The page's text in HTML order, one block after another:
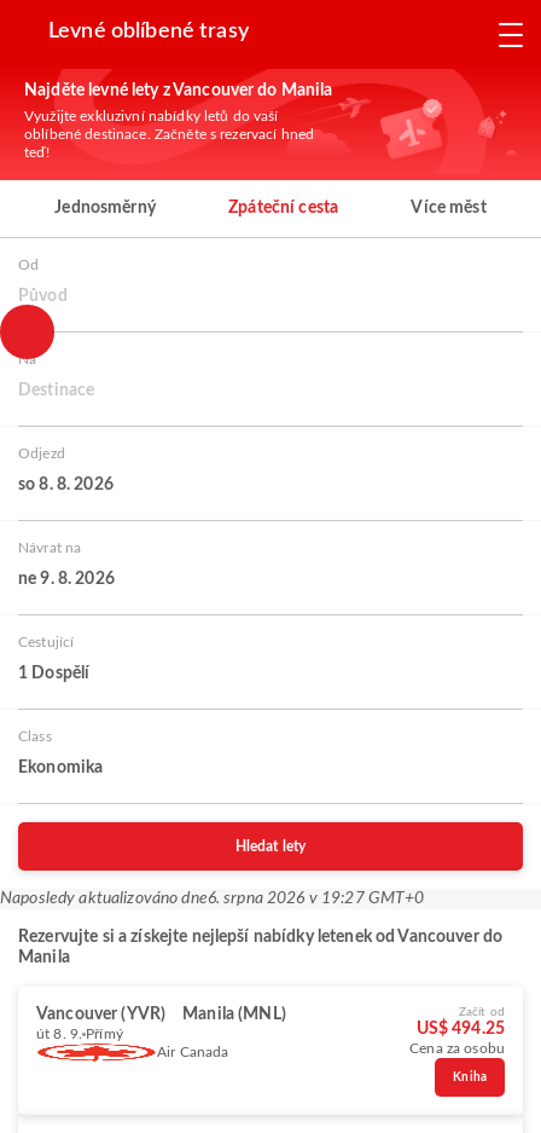
Levné oblíbené trasy
Najděte levné lety z Vancouver do Manila
Využijte exkluzivní nabídky letů do vaší
oblíbené destinace. Začněte s rezervací hned
teď!
Jednosměrný Zpáteční cesta Více měst
Od
Původ
Na
Destinace
Odjezd
so 8. 8. 2026
Návrat na
ne 9. 8. 2026
Cestující
1 Dospělí
Class
Ekonomika
Hledat lety
Naposledy aktualizováno dne6. srpna 2026 v 19:27 GMT+0
Rezervujte si a získejte nejlepší nabídky letenek od Vancouver do
Manila
Vancouver (YVR) Manila (MNL)
út 8. 9. Přímý
Air Canada
Začít od
US$ 494.25
Cena za osobu
Kniha